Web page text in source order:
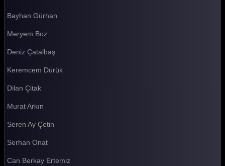
Survivor 2026 96. Bölüm
Survivor 2026 95. Bölüm
Survivor 2026 94. Bölüm
Survivor 2026 93. Bölüm
Survivor 2026 92. Bölüm
Survivor 2026 91. Bölüm
Survivor 2026 90. Bölüm
Survivor 2026 89. Bölüm
Survivor 2026 88. Bölüm
Bayhan Gürhan
Meryem Boz
Deniz Çatalbaş
Keremcem Dürük
Dilan Çitak
Murat Arkın
Seren Ay Çetin
Serhan Onat
Can Berkay Ertemiz